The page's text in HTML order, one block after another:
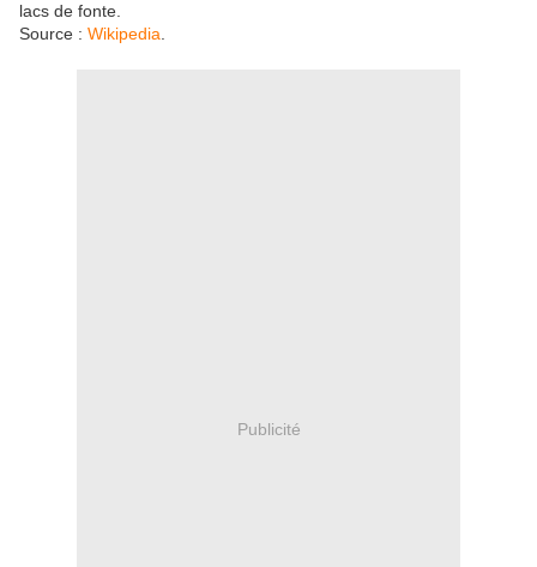
lacs de fonte.
Source : Wikipedia
Publicité